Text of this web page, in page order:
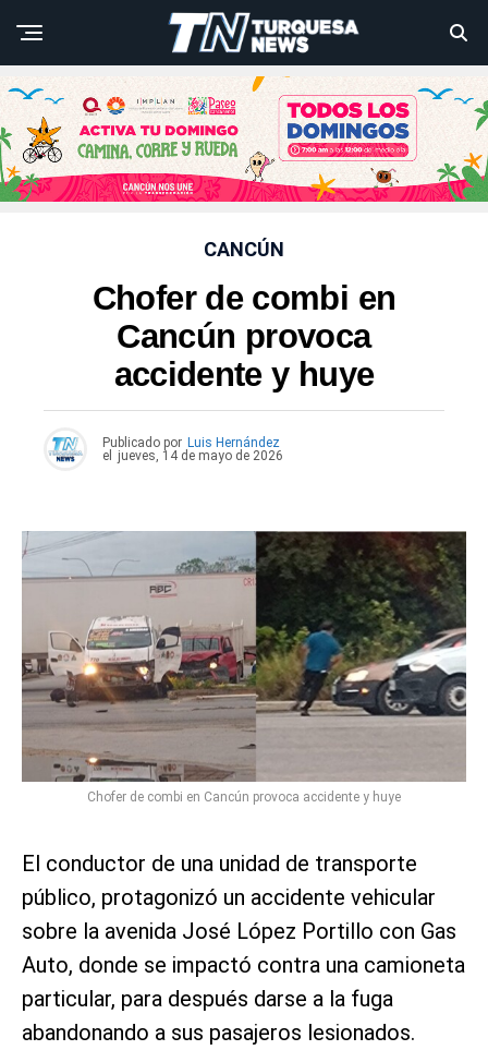
CANCÚN
Chofer de combi en
Cancún provoca
accidente y huye
Publicado por Luis Hernández
el
jueves, 14 de mayo de 2026
Chofer de combi en Cancún provoca accidente y huye
El conductor de una unidad de transporte
público, protagonizó un accidente vehicular
sobre la avenida José López Portillo con Gas
Auto, donde se impactó contra una camioneta
particular, para después darse a la fuga
abandonando a sus pasajeros lesionados.